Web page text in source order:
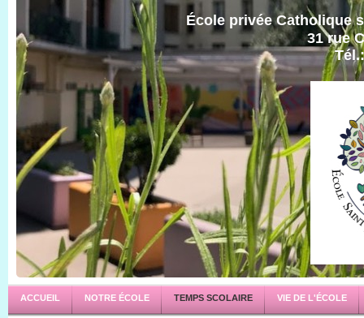
École privée Catholique
31 rue
ACCUEIL NOTRE ÉCOLE TEMPS SCOLAIRE VIE DE L'ÉCOLE